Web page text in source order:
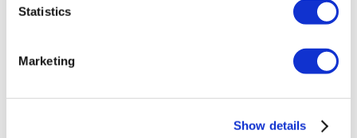
Statistics
Marketing
Show details